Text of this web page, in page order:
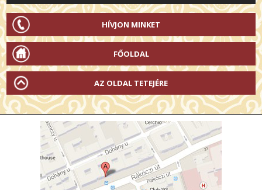
HÍVJON MINKET
FŐOLDAL
AZ OLDAL TETEJÉRE